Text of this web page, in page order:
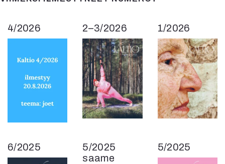
4/2026 2–3/2026 1/2026
6/2025
5/2025
saame
5/2025